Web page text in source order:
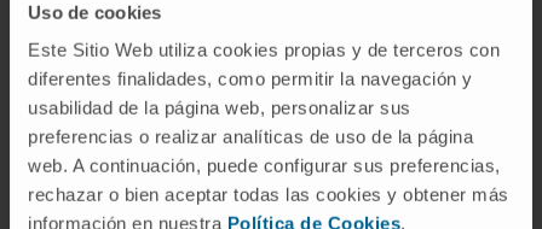
Uso de cookies
Este Sitio Web utiliza cookies propias y de terceros con
diferentes finalidades, como permitir la navegación y
usabilidad de la página web, personalizar sus
preferencias o realizar analíticas de uso de la página
web. A continuación, puede configurar sus preferencias,
rechazar o bien aceptar todas las cookies y obtener más
información en nuestra Política de Cookies.
Dr. Pablo Sarobe Ugarriza
Ver Curriculum
Investigador | Investigador principal
Grupo de Investigación en
Desarrollo de Vacunas